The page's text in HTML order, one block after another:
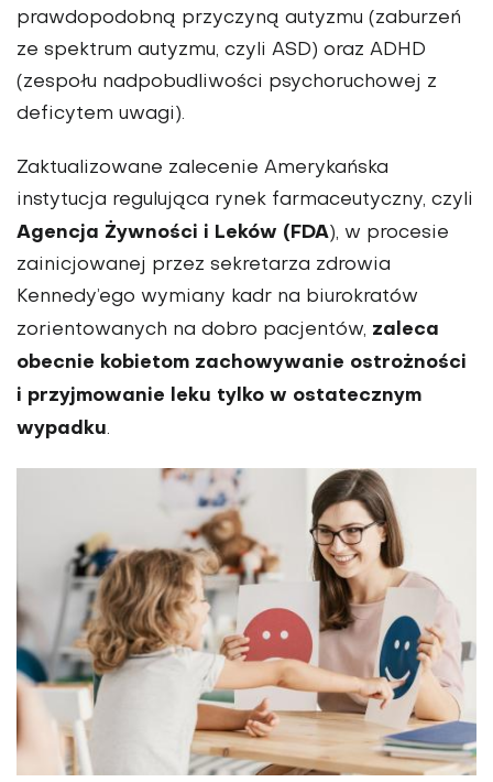
prawdopodobną przyczyną autyzmu (zaburzeń
ze spektrum autyzmu, czyli ASD) oraz ADHD
(zespołu nadpobudliwości psychoruchowej z
deficytem uwagi).
Zaktualizowane zalecenie Amerykańska
instytucja regulująca rynek farmaceutyczny, czyli
Agencja Żywności i Leków (FDA), w procesie
zainicjowanej przez sekretarza zdrowia
Kennedy’ego wymiany kadr na biurokratów
zorientowanych na dobro pacjentów, zaleca
obecnie kobietom zachowywanie ostrożności
i przyjmowanie leku tylko w ostatecznym
wypadku.